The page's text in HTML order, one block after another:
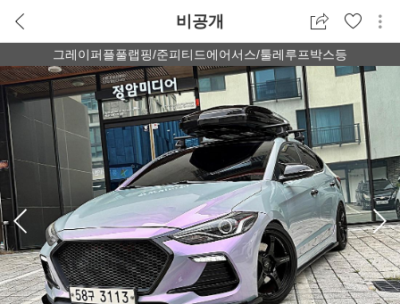
비공개
그레이퍼플풀랩핑/준피티드에어서스/툴레루프박스등